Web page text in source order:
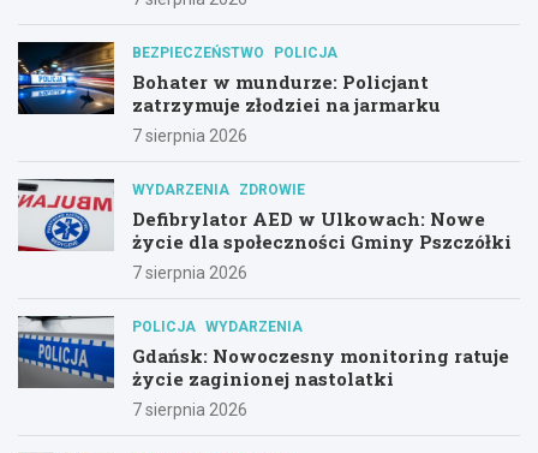
BEZPIECZEŃSTWO POLICJA
Bohater w mundurze: Policjant
zatrzymuje złodziei na jarmarku
7 sierpnia 2026
WYDARZENIA ZDROWIE
Defibrylator AED w Ulkowach: Nowe
życie dla społeczności Gminy Pszczółki
7 sierpnia 2026
POLICJA WYDARZENIA
Gdańsk: Nowoczesny monitoring ratuje
życie zaginionej nastolatki
7 sierpnia 2026